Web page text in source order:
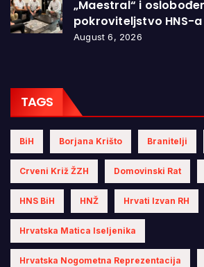
„Maestral“ i
pokroviteljstvo HNS-a
August 6, 2026
TAGS
BiH Borjana Krišto Branitelji
Crveni Križ ŽZH Domovinski Rat
HNS BiH HNŽ Hrvati Izvan RH
Hrvatska Matica Iseljenika
Hrvatska Nogometna Reprezentacija